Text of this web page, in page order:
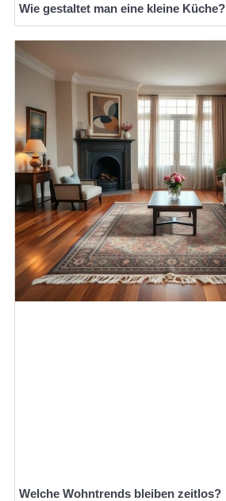
Wie gestaltet man eine kleine Küche?
Welche Wohntrends bleiben zeitlos?